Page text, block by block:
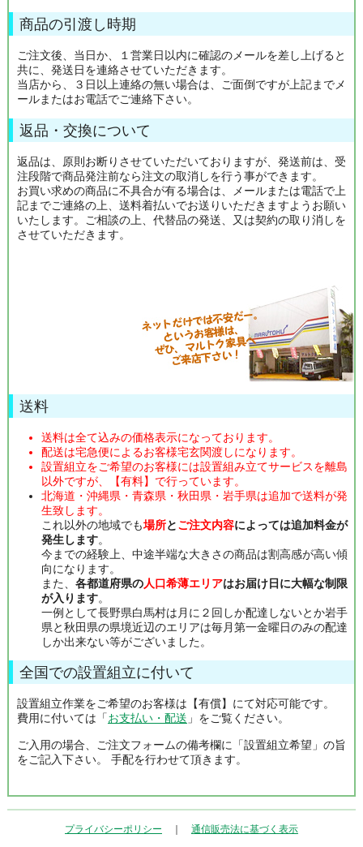
商品の引渡し時期
ご注文後、当日か、１営業日以内に確認のメールを差し上げると
共に、発送日を連絡させていただきます。
当店から、３日以上連絡の無い場合は、ご面倒ですが上記までメ
ールまたはお電話でご連絡下さい。
返品・交換について
返品は、原則お断りさせていただいておりますが、発送前は、受
注段階で商品発注前なら注文の取消しを行う事ができます。
お買い求めの商品に不具合が有る場合は、メールまたは電話で上
記までご連絡の上、送料着払いでお送りいただきますようお願い
いたします。ご相談の上、代替品の発送、又は契約の取り消しを
させていただきます。
送料
送料は全て込みの価格表示になっております。
配送は宅急便によるお客様宅玄関渡しになります。
設置組立をご希望のお客様には設置組み立てサービスを離島
以外ですが、【有料】で行っています。
北海道・沖縄県・青森県・秋田県・岩手県は追加で送料が発
生致します。
これ以外の地域でも場所とご注文内容によっては追加料金が
発生します。
今までの経験上、中途半端な大きさの商品は割高感が高い傾
向になります。
また、 各都道府県の人口希薄エリアはお届け日に大幅な制限
が入ります。
一例として長野県白馬村は月に２回しか配達しないとか岩手
県と秋田県の県境近辺のエリアは毎月第一金曜日のみの配達
しか出来ない等がございました。
全国での設置組立に付いて
設置組立作業をご希望のお客様は【有償】にて対応可能です。
費用に付いては「お支払い・配送 」をご覧ください。
ご入用の場合、ご注文フォームの備考欄に「設置組立希望」の旨
をご記入下さい。 手配を行わせて頂きます。
プライバシーポリシー ｜ 通信販売法に基づく表示